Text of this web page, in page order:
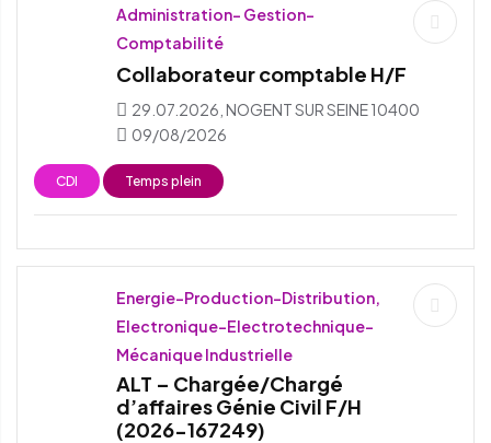
Administration- Gestion-
Comptabilité
Collaborateur comptable H/F
29.07.2026, NOGENT SUR SEINE 10400
09/08/2026
CDI Temps plein
Energie-Production-Distribution,
Electronique-Electrotechnique-
Mécanique Industrielle
ALT – Chargée/Chargé
d’affaires Génie Civil F/H
(2026-167249)